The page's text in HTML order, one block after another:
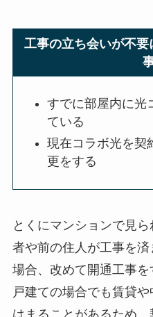
工事の立ち会いが不
すでに部屋内に光
ている
現在コラボ光を契
更をする
とくにマンションで見
者や前の住人が工事を
場合、改めて開通工事を
戸建ての場合でも賃貸